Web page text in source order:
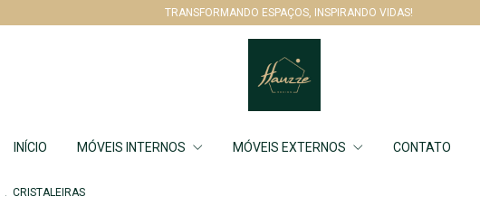
TRANSFORMANDO ESPAÇOS, INSPIRANDO VIDAS!
INÍCIO MÓVEIS INTERNOS MÓVEIS EXTERNOS CONTATO
. CRISTALEIRAS